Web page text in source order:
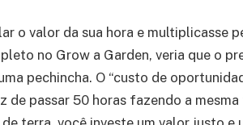
o valor da sua hora e multiplicasse
no Grow a Garden, veria que o
pechincha. O “custo de
de passar 50 horas fazendo a